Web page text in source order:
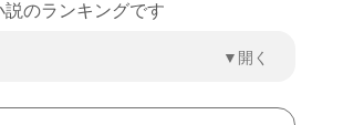
のランキングです
▼開く